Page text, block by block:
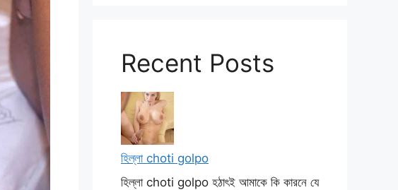
Recent Posts
হিল্লা choti golpo
হিল্লা choti golpo হঠাৎই আমাকে কি কারনে যে